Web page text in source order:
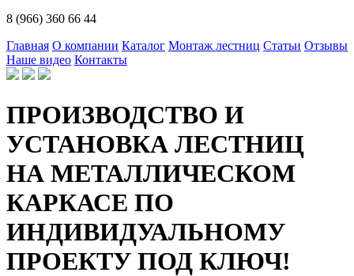
8 (966) 360 66 44
Главная О компании Каталог Монтаж лестниц Статьи Отзывы
Наше видео Контакты
ПРОИЗВОДСТВО И
УСТАНОВКА ЛЕСТНИЦ
НА МЕТАЛЛИЧЕСКОМ
КАРКАСЕ ПО
ИНДИВИДУАЛЬНОМУ
ПРОЕКТУ ПОД КЛЮЧ!